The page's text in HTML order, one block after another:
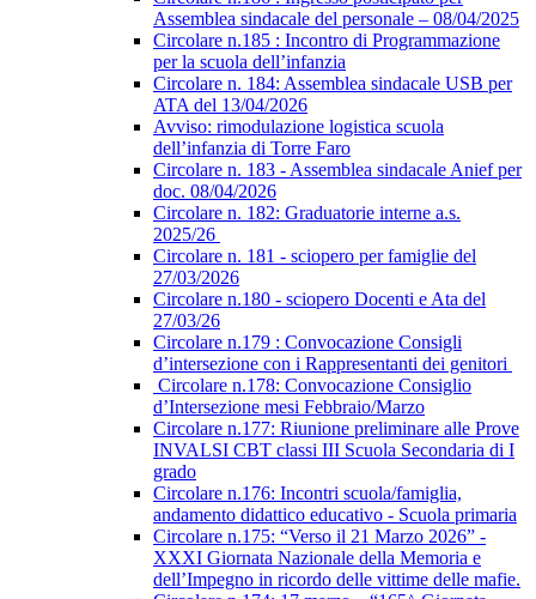
Assemblea sindacale del personale – 08/04/2025
Circolare n.185 : Incontro di Programmazione
per la scuola dell’infanzia
Circolare n. 184: Assemblea sindacale USB per
ATA del 13/04/2026
Avviso: rimodulazione logistica scuola
dell’infanzia di Torre Faro
Circolare n. 183 - Assemblea sindacale Anief per
doc. 08/04/2026
Circolare n. 182: Graduatorie interne a.s.
2025/26
Circolare n. 181 - sciopero per famiglie del
27/03/2026
Circolare n.180 - sciopero Docenti e Ata del
27/03/26
Circolare n.179 : Convocazione Consigli
d’intersezione con i Rappresentanti dei genitori
Circolare n.178: Convocazione Consiglio
d’Intersezione mesi Febbraio/Marzo
Circolare n.177: Riunione preliminare alle Prove
INVALSI CBT classi III Scuola Secondaria di I
grado
Circolare n.176: Incontri scuola/famiglia,
andamento didattico educativo - Scuola primaria
Circolare n.175: “Verso il 21 Marzo 2026” -
XXXI Giornata Nazionale della Memoria e
dell’Impegno in ricordo delle vittime delle mafie.